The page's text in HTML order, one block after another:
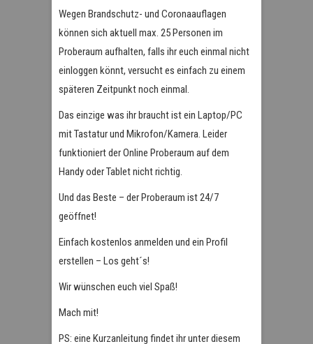
Wegen Brandschutz- und Coronaauflagen
können sich aktuell max. 25 Personen im
Proberaum aufhalten, falls ihr euch einmal nicht
einloggen könnt, versucht es einfach zu einem
späteren Zeitpunkt noch einmal.
Das einzige was ihr braucht ist ein Laptop/PC
mit Tastatur und Mikrofon/Kamera. Leider
funktioniert der Online Proberaum auf dem
Handy oder Tablet nicht richtig.
Und das Beste – der Proberaum ist 24/7
geöffnet!
Einfach kostenlos anmelden und ein Profil
erstellen – Los geht´s!
Wir wünschen euch viel Spaß!
Mach mit!
PS: eine Kurzanleitung findet ihr unter diesem